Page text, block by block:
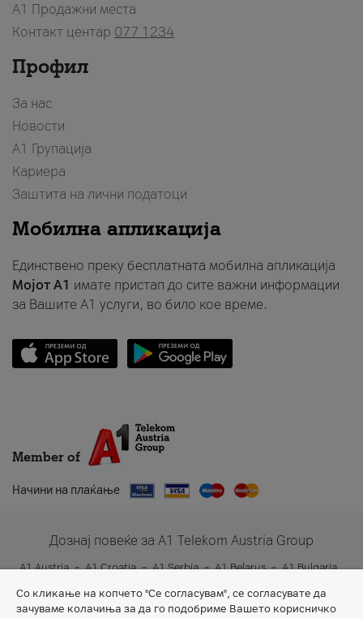
A1 Продажни места
Контакт центар 077 1234
Профил
За нас
Новости
А1 Групација
Кариера
Заштита на лични податоци
Мобилна апликација
Единствено преку бесплатната мобилна апликација
Мојот A1 имате пристап до сите важни информации
за Вашите A1 услуги, во било кое време.
Member of
Начини на плаќање
Дознај повеќе за A1 Telekom Austria Group
A1 Austria A1 Croatia A1 Serbia A1 Belarus
A1 Bulgaria
A1 Slovenia
A1 Digital
Со кликање на копчето "Се согласувам", се согласувате да
зачуваме колачиња за да го подобриме Вашето корисничко